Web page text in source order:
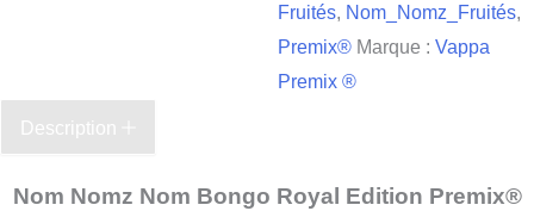
Fruités, Nom_Nomz_Fruités,
Premix® Marque : Vappa
Premix ®
Description
Nom Nomz Nom Bongo Royal Edition Premix®